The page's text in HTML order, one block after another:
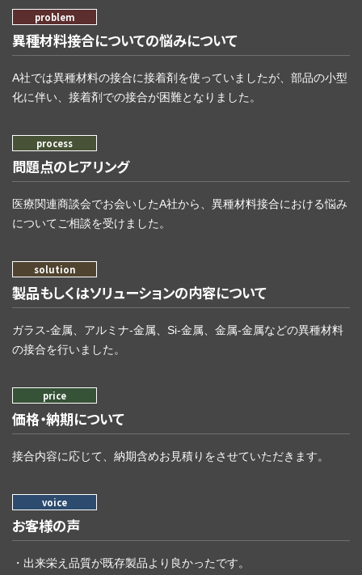
異種材料接合についての悩みについて
A社では異種材料の接合に接着剤を使っていましたが、部品の小型
化に伴い、接着剤での接合が困難となりました。
問題点のヒアリング
医療関連商談会でお会いしたA社から、異種材料接合における悩み
についてご相談を受けました。
製品もしくはソリューションの内容について
ガラス-金属、アルミナ-金属、Si-金属、金属-金属などの異種材料
の接合を行いました。
価格・納期について
接合内容に応じて、納期含めお見積りをさせていただきます。
お客様の声
・出来栄え品質が既存製品より良かったです。